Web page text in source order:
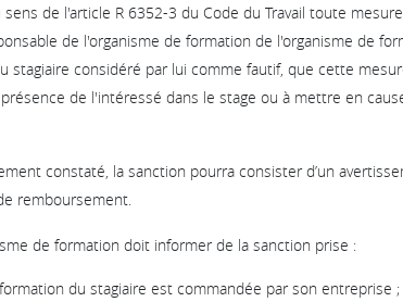
de l'article R 6352-3 du Code du Travail toute
de l'organisme de formation de l'organisme de
stagiaire considéré par lui comme fautif, que cette
de l'intéressé dans le stage ou à mettre en
constaté, la sanction pourra consister d’un
remboursement.
de formation doit informer de la sanction prise :
du stagiaire est commandée par son entreprise ;